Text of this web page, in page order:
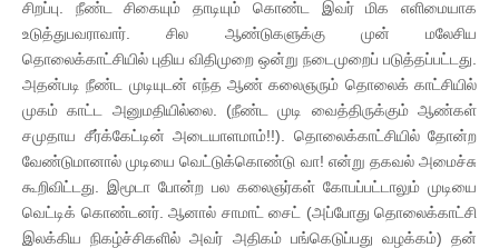
சிறப்பு. நீண்ட சிகையும் தாடியும் கொண்ட இவர் மிக எளிமையாக
உடுத்துபவராவார். சில ஆண்டுகளுக்கு முன் மலேசிய
தொலைக்காட்சியில் புதிய விதிமுறை ஒன்று நடைமுறைப் படுத்தப்பட்டது.
அதன்படி நீண்ட முடியுடன் எந்த ஆண் கலைஞரும் தொலைக் காட்சியில்
முகம் காட்ட அனுமதியில்லை. (நீண்ட முடி வைத்திருக்கும் ஆண்கள்
சமுதாய சீர்க்கேட்டின் அடையாளமாம்!!). தொலைக்காட்சியில் தோன்ற
வேண்டுமானால் முடியை வெட்டுக்கொண்டு வா! என்று தகவல் அமைச்சு
கூறிவிட்டது. இமூடா போன்ற பல கலைஞர்கள் கோபப்பட்டாலும் முடியை
வெட்டிக் கொண்டனர். ஆனால் சாமாட் சைட் (அப்போது தொலைக்காட்சி
இலக்கிய நிகழ்ச்சிகளில் அவர் அதிகம் பங்கெடுப்பது வழக்கம்) தன்